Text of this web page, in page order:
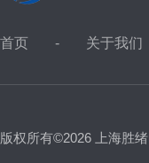
首页 关于我们
版权所有©2026 上海胜